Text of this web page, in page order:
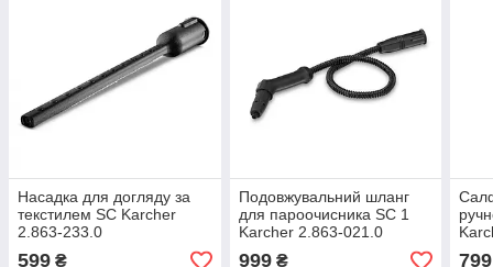
Насадка для догляду за
текстилем SC Karcher
2.863-233.0
599 ₴
Подовжувальний шланг
для пароочисника SC 1
Karcher 2.863-021.0
999₴ 799